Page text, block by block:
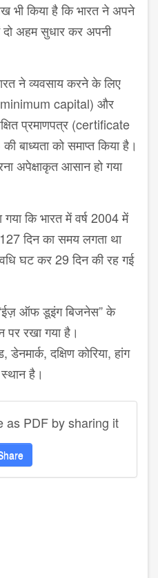
भी किया है कि भारत ने अपने
दो अहम सुधार कर अपनी
ने व्यवसाय करने के लिए
capital) और
प्रमाणपत्र (certificate
की बाध्यता को समाप्त किया है।
अपेक्षाकृत आसान हो गया
कि भारत में वर्ष2004में
127दिन का समय लगता था
घट कर29दिन की रह गई
ईज़ ऑफ डूइंग बिजनेस”के
पर रखा गया है।
,डेनमार्क,दक्षिण कोरिया,हांग
है।
as PDF by sharing it